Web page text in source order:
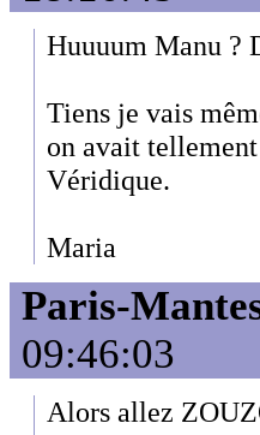
Huuuum Manu ?
Tiens je vais
on avait
Véridique.
Maria
Paris-
09:46:03
Alors allez